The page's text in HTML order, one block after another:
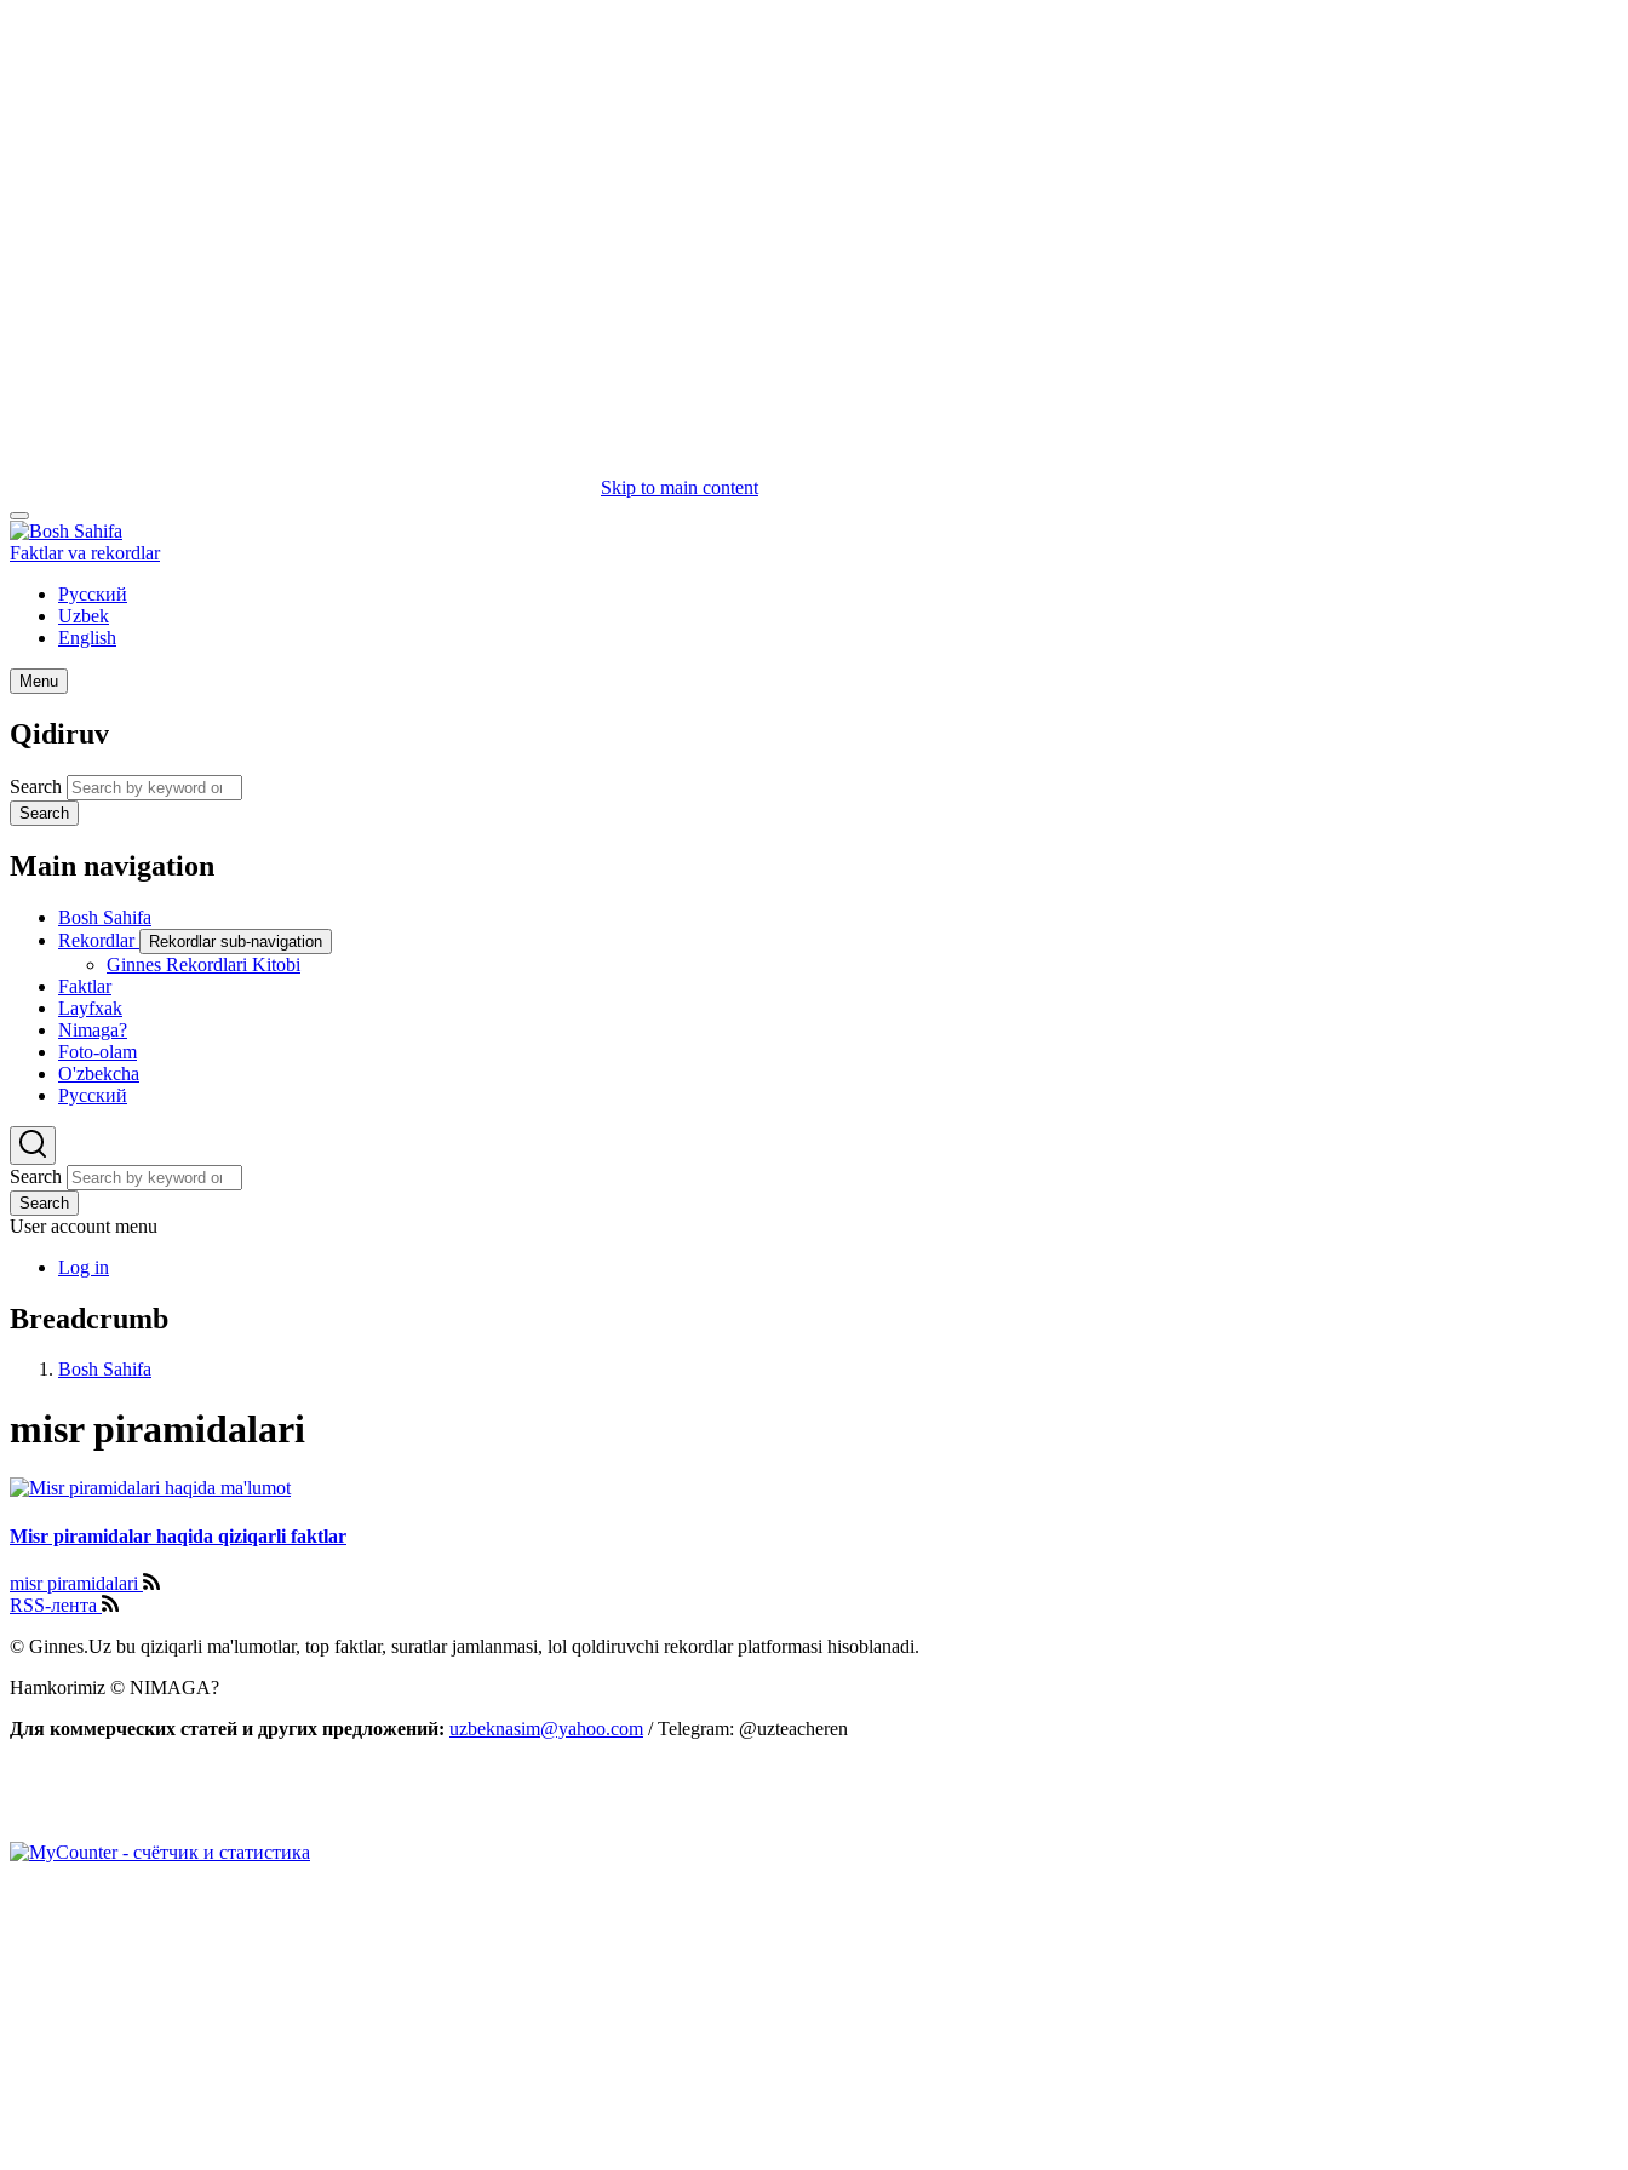
Skip to main content
Faktlar va rekordlar
Русский
Uzbek
English
Menu
Qidiruv
Search
Search
Main navigation
Bosh Sahifa
Rekordlar
Rekordlar sub-navigation
Ginnes Rekordlari Kitobi
Faktlar
Layfxak
Nimaga?
Foto-olam
O'zbekcha
Русский
Search
Search
User account menu
Log in
Breadcrumb
Bosh Sahifa
misr piramidalari
Misr piramidalar haqida qiziqarli faktlar
misr piramidalari
RSS-лента
© Ginnes.Uz bu qiziqarli ma'lumotlar, top faktlar, suratlar jamlanmasi, lol qoldiruvchi rekordlar platformasi hisoblanadi.
Hamkorimiz © NIMAGA?
Для коммерческих статей и других предложений: uzbeknasim@yahoo.com / Telegram: @uzteacheren